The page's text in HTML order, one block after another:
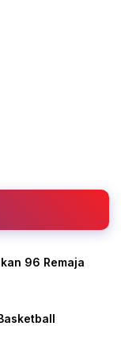
96 Remaja